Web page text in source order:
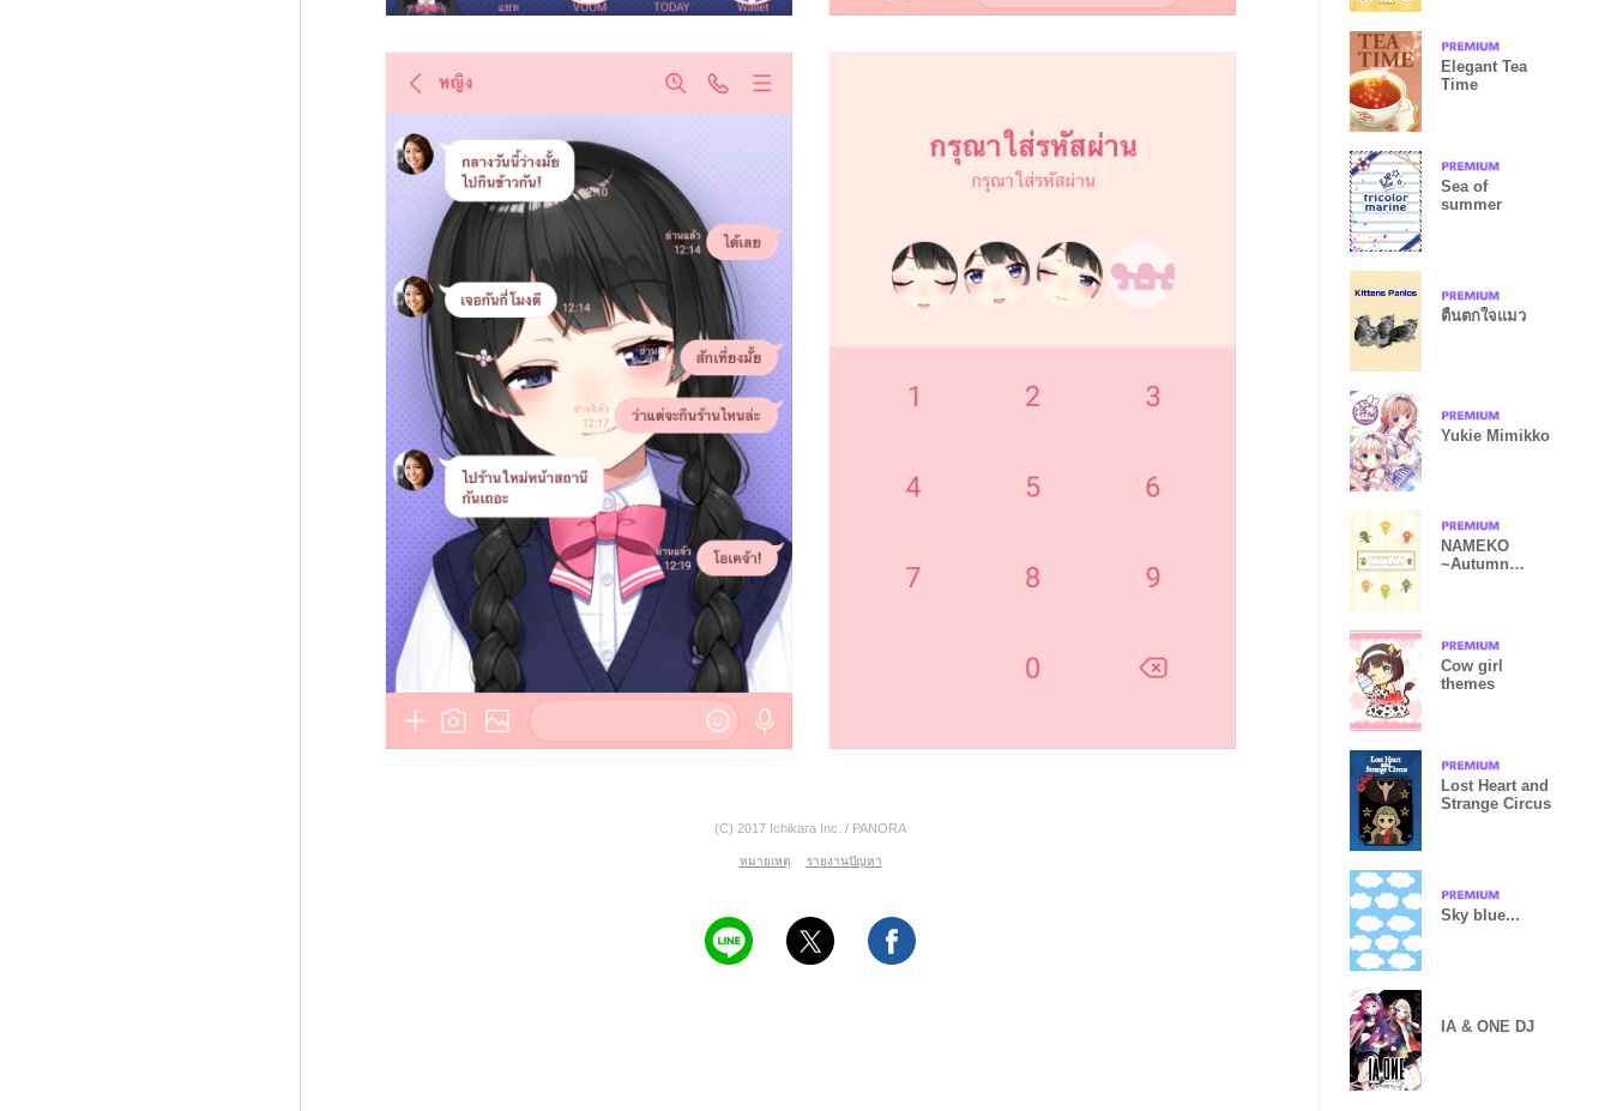
(C) 2017 Ichikara Inc. / PANORA
หมายเหตุ รายงานปัญหา
Elegant Tea
Time
Sea of
summer
ตื่นตกใจแมว
Yukie Mimikko
NAMEKO
~Autumn
Cow girl
themes
Lost Heart and
Strange Circus
Sky blue...
IA & ONE DJ